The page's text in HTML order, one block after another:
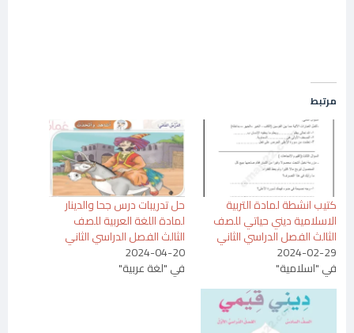
مرتبط
كتيب انشطة لمادة التربية
الاسلامية ديني حياتي للصف
الثالث الفصل الدراسي الثاني
2024-02-29
في "اسلامية"
حل تدريبات درس جحا والدينار
لمادة اللغة العربية للصف
الثالث الفصل الدراسي الثاني
2024-04-20
في "لغة عربية"